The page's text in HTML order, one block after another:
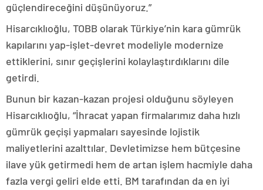
güçlendireceğini düşünüyoruz.”
Hisarcıklıoğlu, TOBB olarak Türkiye’nin kara gümrük
kapılarını yap-işlet-devret modeliyle modernize
ettiklerini, sınır geçişlerini kolaylaştırdıklarını dile
getirdi.
Bunun bir kazan-kazan projesi olduğunu söyleyen
Hisarcıklıoğlu, “İhracat yapan firmalarımız daha hızlı
gümrük geçişi yapmaları sayesinde lojistik
maliyetlerini azalttılar. Devletimizse hem bütçesine
ilave yük getirmedi hem de artan işlem hacmiyle daha
fazla vergi geliri elde etti. BM tarafından da en iyi